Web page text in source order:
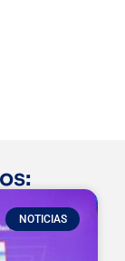
NOTICIAS